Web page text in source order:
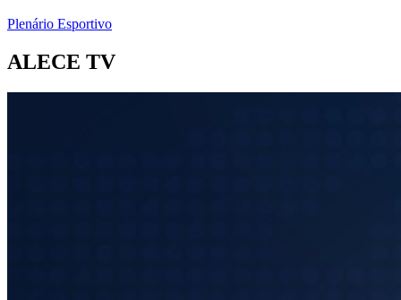
Plenário Esportivo
ALECE TV